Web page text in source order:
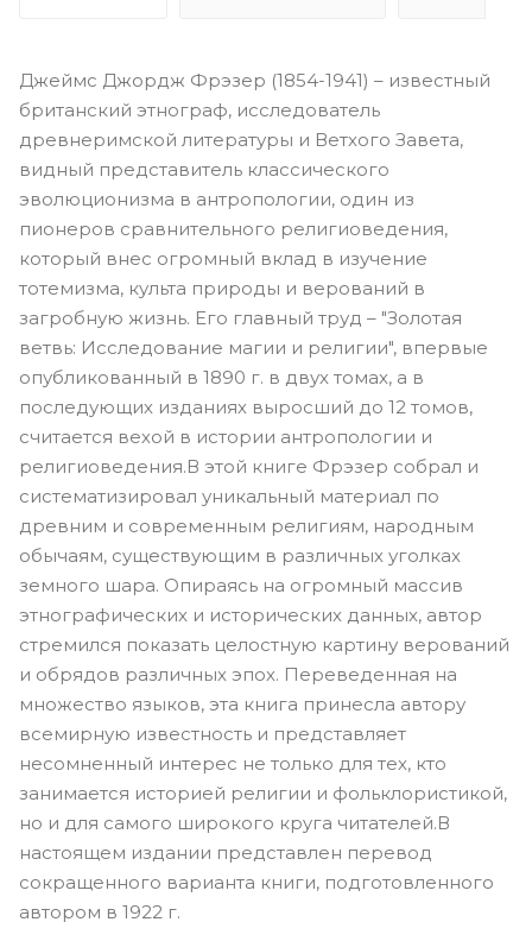
Джеймс Джордж Фрэзер (1854-1941) – известный
британский этнограф, исследователь
древнеримской литературы и Ветхого Завета,
видный представитель классического
эволюционизма в антропологии, один из
пионеров сравнительного религиоведения,
который внес огромный вклад в изучение
тотемизма, культа природы и верований в
загробную жизнь. Его главный труд – "Золотая
ветвь: Исследование магии и религии", впервые
опубликованный в 1890 г. в двух томах, а в
последующих изданиях выросший до 12 томов,
считается вехой в истории антропологии и
религиоведения.В этой книге Фрэзер собрал и
систематизировал уникальный материал по
древним и современным религиям, народным
обычаям, существующим в различных уголках
земного шара. Опираясь на огромный массив
этнографических и исторических данных, автор
стремился показать целостную картину верований
и обрядов различных эпох. Переведенная на
множество языков, эта книга принесла автору
всемирную известность и представляет
несомненный интерес не только для тех, кто
занимается историей религии и фольклористикой,
но и для самого широкого кpyгa читателей.В
настоящем издании представлен перевод
сокращенного варианта книги, подготовленного
автором в 1922 г.